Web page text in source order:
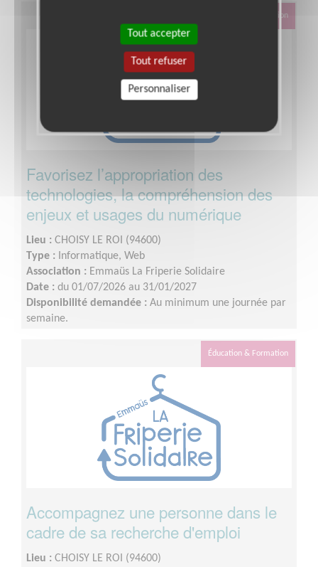
Éducation & Formation
Favorisez l’appropriation des
technologies, la compréhension des
enjeux et usages du numérique
Lieu : CHOISY LE ROI (94600)
Type : Informatique, Web
Association : Emmaüs La Friperie Solidaire
Date : du 01/07/2026 au 31/01/2027
Disponibilité demandée : Au minimum une journée par
semaine.
Éducation & Formation
Accompagnez une personne dans le
cadre de sa recherche d'emploi
Lieu : CHOISY LE ROI (94600)
Tout accepter
Tout refuser
Personnaliser